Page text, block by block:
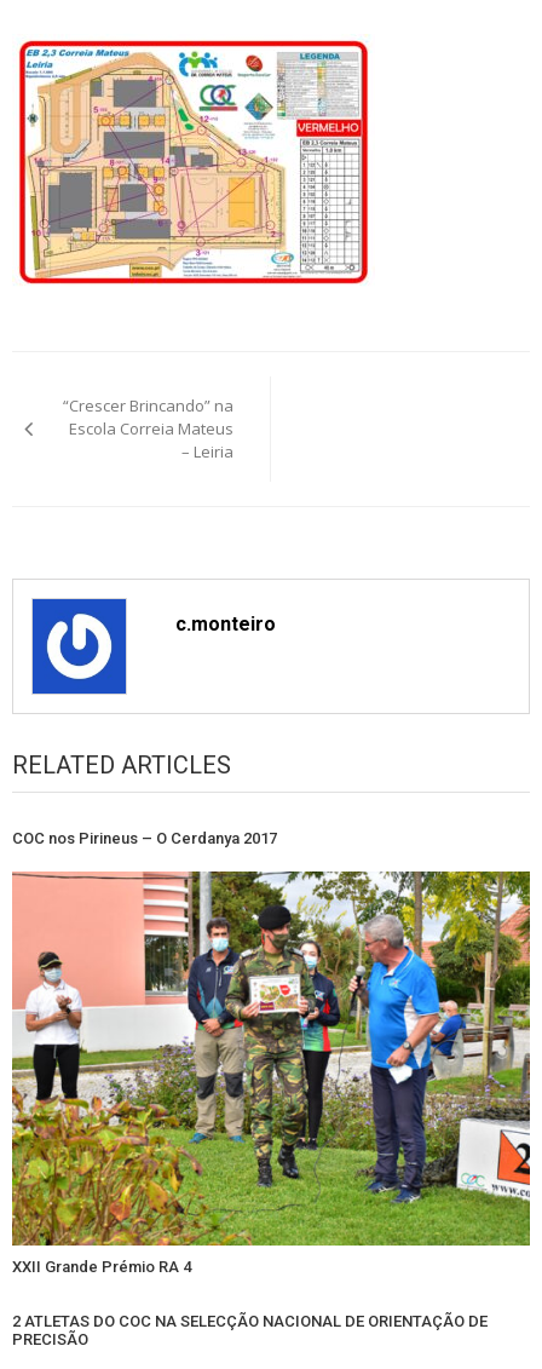
navigation
“Crescer Brincando” na
Escola Correia Mateus
– Leiria
c.monteiro
RELATED ARTICLES
COC nos Pirineus – O Cerdanya 2017
XXII Grande Prémio RA 4
2 ATLETAS DO COC NA SELECÇÃO NACIONAL DE ORIENTAÇÃO DE
PRECISÃO